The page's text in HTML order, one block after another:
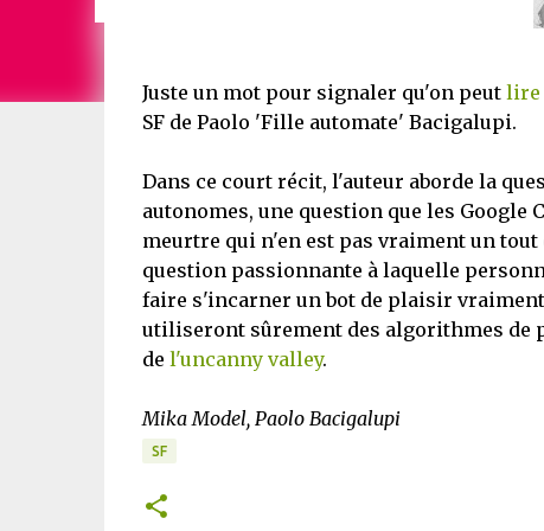
Juste un mot pour signaler qu'on peut lire
SF de Paolo 'Fille automate' Bacigalupi.
Dans ce court récit, l'auteur aborde la
autonomes, une question que les
meurtre qui n'en est pas vraiment un
question passionnante à laquelle
faire s'incarner un bot de plaisir
utiliseront sûrement des algorithmes de
de l'uncanny valley.
Mika Model, Paolo Bacigalupi
SF